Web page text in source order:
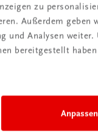
zu
Außerdem
und Analysen
bereitgestellt
Anpassen